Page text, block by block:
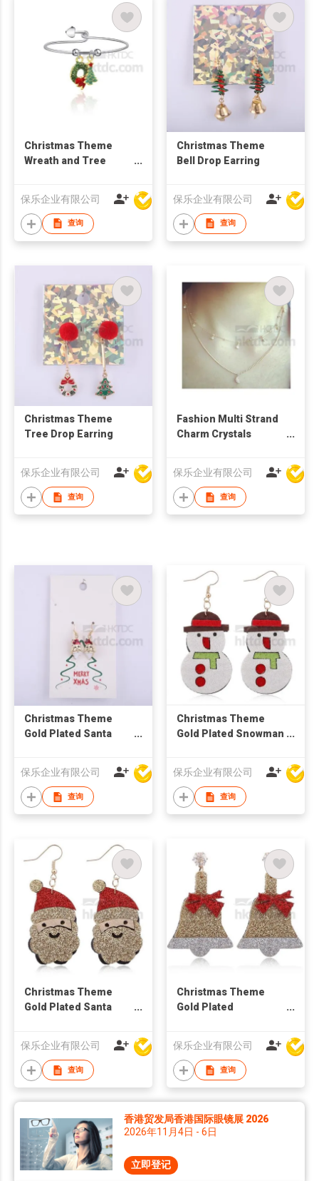
Christmas Theme
Wreath and Tree
保乐企业有限公司
查询
Christmas Theme
Bell Drop Earring
保乐企业有限公司
查询
Christmas Theme
Tree Drop Earring
保乐企业有限公司
查询
Fashion Multi Strand
Charm Crystals
保乐企业有限公司
查询
Christmas Theme
Gold Plated Santa
保乐企业有限公司
查询
Christmas Theme
Gold Plated Snowman
保乐企业有限公司
查询
Christmas Theme
Gold Plated Santa
保乐企业有限公司
查询
Christmas Theme
Gold Plated
保乐企业有限公司
查询
香港贸发局香港国际眼镜展 2026
2026年11月4日 - 6日
立即登记